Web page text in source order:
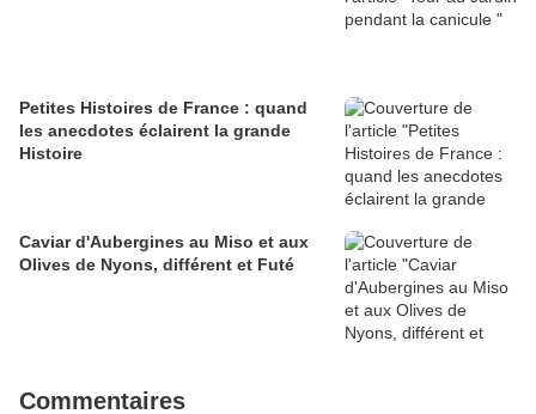
Petites Histoires de France : quand
les anecdotes éclairent la grande
Histoire
Caviar d'Aubergines au Miso et aux
Olives de Nyons, différent et Futé
Commentaires